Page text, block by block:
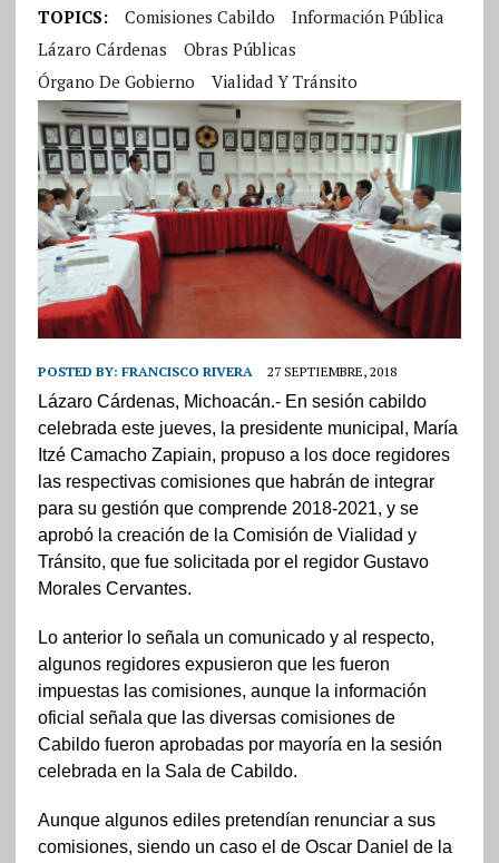
TOPICS: Comisiones Cabildo
Información Pública
Lázaro Cárdenas
Obras Públicas
Órgano De Gobierno
Vialidad Y Tránsito
POSTED BY: FRANCISCO RIVERA 27 SEPTIEMBRE, 2018
Lázaro Cárdenas, Michoacán.- En sesión cabildo
celebrada este jueves, la presidente municipal, María
Itzé Camacho Zapiain, propuso a los doce regidores
las respectivas comisiones que habrán de integrar
para su gestión que comprende 2018-2021, y se
aprobó la creación de la Comisión de Vialidad y
Tránsito, que fue solicitada por el regidor Gustavo
Morales Cervantes.
Lo anterior lo señala un comunicado y al respecto,
algunos regidores expusieron que les fueron
impuestas las comisiones, aunque la información
oficial señala que las diversas comisiones de
Cabildo fueron aprobadas por mayoría en la sesión
celebrada en la Sala de Cabildo.
Aunque algunos ediles pretendían renunciar a sus
comisiones, siendo un caso el de Oscar Daniel de la